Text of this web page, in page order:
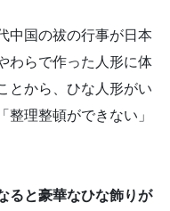
中国の祓の行事が日本
わらで作った人形に体
とから、ひな人形がい
理整頓ができない」
ると豪華なひな飾りが